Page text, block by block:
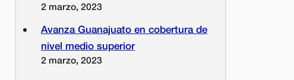
2 marzo, 2023
Avanza Guanajuato en cobertura de
nivel medio superior
2 marzo, 2023